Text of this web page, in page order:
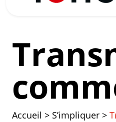
Accueil > S’impliquer >